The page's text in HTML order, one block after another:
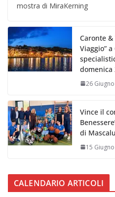
mostra di MiraKerning
Caronte &
Viaggio”
domenica
26
Vince il
di
15
CALENDARIO ARTICOLI